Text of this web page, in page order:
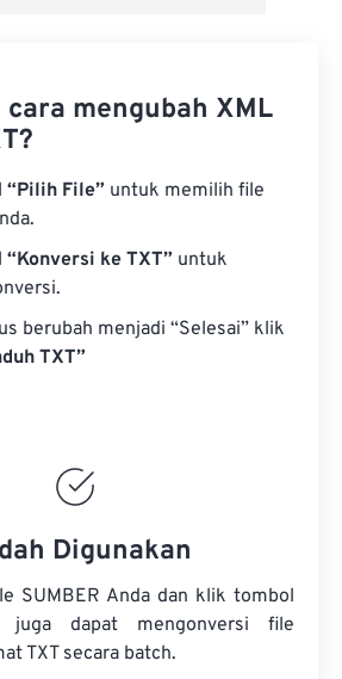
cara mengubah XML
“Pilih File” untuk memilih file
“Konversi ke TXT” untuk
berubah menjadi “Selesai” klik
TXT”
Digunakan
SUMBER Anda dan klik tombol
juga dapat mengonversi file
TXT secara batch.